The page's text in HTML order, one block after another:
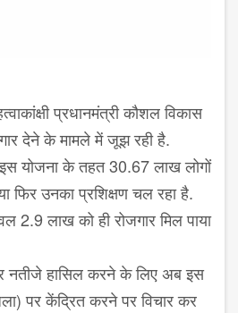
प्रधानमंत्री कौशल विकास
देने के मामले में जूझ रही है.
के तहत 30.67 लाख लोगों
फिर उनका प्रशिक्षण चल रहा है.
लाख को ही रोजगार मिल पाया
हासिल करने के लिए अब इस
पर केंद्रित करने पर विचार कर